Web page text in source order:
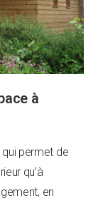
à
permet de
qu’à
en